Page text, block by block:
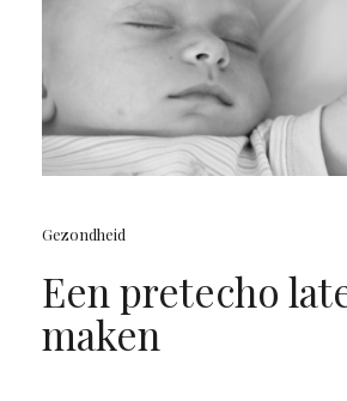
Gezondheid
Een pretecho
maken